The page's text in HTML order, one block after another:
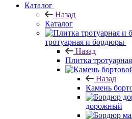
Каталог
Назад
Каталог
тротуарная и бордюры
Назад
Плитка
Назад
Камень
дорожный